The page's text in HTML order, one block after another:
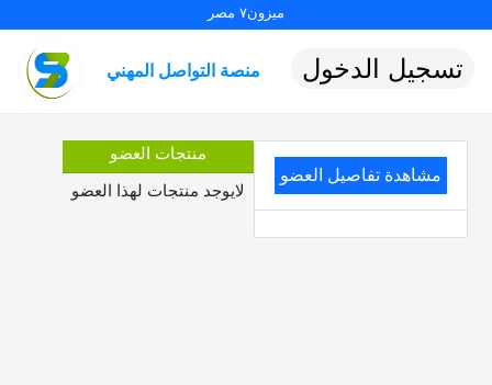
ميزون٧ مصر
منصة التواصل المهني تسجيل الدخول
مشاهدة تفاصيل العضو
منتجات العضو
لايوجد منتجات لهذا العضو